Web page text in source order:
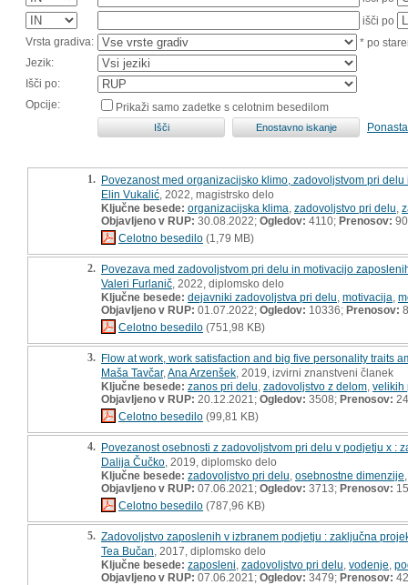
išči po
Vrsta gradiva:
* po
Jezik:
Išči po:
Opcije:
Prikaži samo zadetke s celotnim besedilom
1. Povezanost med organizacijsko klimo, zadovoljstvom pri
Elin Vukalić , 2022, magistrsko delo
Ključne besede: organizacijska klima zadovoljstvo pri delu
Objavljeno v RUP: 30.08.2022; Ogledov: 4110; Prenosov: 90
Celotno besedilo (1,79 MB)
2. Povezava med zadovoljstvom pri delu in motivacijo
Valeri Furlanič , 2022, diplomsko delo
Ključne besede: dejavniki zadovoljstva pri delu motivacija
Objavljeno v RUP: 01.07.2022; Ogledov: 10336; Prenosov:
Celotno besedilo (751,98 KB)
3. Flow at work, work satisfaction and big five personality traits
Maša Tavčar, Ana Arzenšek , 2019, izvirni znanstveni članek
Ključne besede: zanos pri delu zadovoljstvo z delom velikih
Objavljeno v RUP: 20.12.2021; Ogledov: 3508; Prenosov: 24
Celotno besedilo (99,81 KB)
4. Povezanost osebnosti z zadovoljstvom pri delu v podjetju x :
Dalija Čučko , 2019, diplomsko delo
Ključne besede: zadovoljstvo pri delu osebnostne dimenzije
Objavljeno v RUP: 07.06.2021; Ogledov: 3713; Prenosov:
Celotno besedilo (787,96 KB)
5. Zadovoljstvo zaposlenih v izbranem podjetju : zaključna
Tea Bučan , 2017, diplomsko delo
Ključne besede: zaposleni zadovoljstvo pri delu vodenje
Objavljeno v RUP: 07.06.2021; Ogledov: 3479; Prenosov: 42